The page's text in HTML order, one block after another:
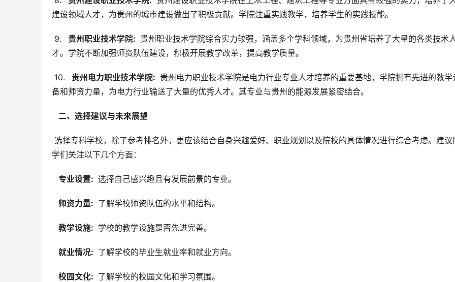
建设领域人才，为贵州的城市建设做出了积极贡献。学院注重实践教学，培养学生的实践技能。
9.
  贵州职业技术学院:
贵州职业技术学院综合实力较强，涵盖多个学科领域，为贵州省培养了大量的各类技术
才。学院不断加强师资队伍建设，积极开展教学改革，提高教学质量。
10.
  贵州电力职业技术学院:
贵州电力职业技术学院是电力行业专业人才培养的重要基地，学院拥有先进的教学
备和师资力量，为电力行业输送了大量的优秀人才。其专业与贵州的能源发展紧密结合。
  二、选择建议与未来展望
学们关注以下几个方面：
  专业设置:
选择自己感兴趣且有发展前景的专业。
  师资力量:
了解学校师资队伍的水平和结构。
  教学设施:
学校的教学设施是否先进完善。
  就业情况:
了解学校的毕业生就业率和就业方向。
  校园文化:
了解学校的校园文化和学习氛围。